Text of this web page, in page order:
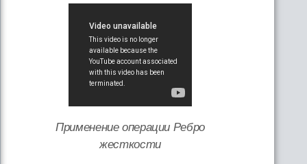
Применение операции Ребро
жесткости